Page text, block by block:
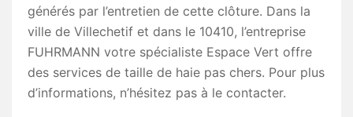
générés par l’entretien de cette clôture. Dans la
ville de Villechetif et dans le 10410, l’entreprise
FUHRMANN votre spécialiste Espace Vert offre
des services de taille de haie pas chers. Pour plus
d’informations, n’hésitez pas à le contacter.